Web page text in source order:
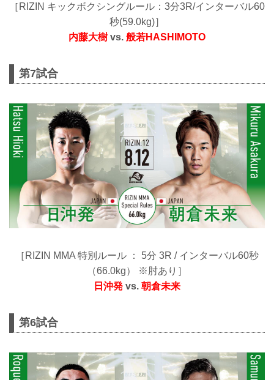
［RIZIN キックボクシングルール：3分3R/インターバル60
秒(59.0kg)］
内藤大樹 vs. 般若HASHIMOTO
第7試合
［RIZIN MMA 特別ルール ： 5分 3R / インターバル60秒
（66.0kg） ※肘あり］
日沖発 vs. 朝倉未来
第6試合